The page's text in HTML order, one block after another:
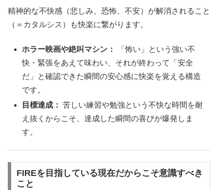
精神的な不快感（悲しみ、恐怖、不安）が解消されること
（＝カタルシス）も快楽に繋がります。
ホラー映画や絶叫マシン：
「怖い」という強い不
快・緊張をあえて味わい、それが終わって「安全
だ」と確認できた瞬間の安心感に快楽を覚える構造
です。
目標達成： 苦しい練習や勉強という不快な時間を耐
え抜くからこそ、達成した瞬間の喜びが爆発しま
す。
FIREを目指している現在だからこそ意識すべき
こと